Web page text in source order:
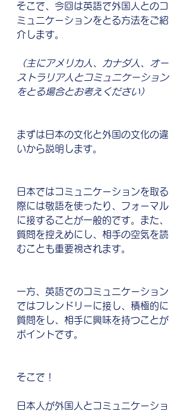
そこで、今回は英語で外国人とのコ
ミュニケーションをとる方法をご紹
介します。
（主にアメリカ人、カナダ人、オー
ストラリア人とコミュニケーション
をとる場合とお考えください）
まずは日本の文化と外国の文化の違
いから説明します。
日本ではコミュニケーションを取る
際には敬語を使ったり、フォーマル
に接することが一般的です。また、
質問を控えめにし、相手の空気を読
むことも重要視されます。
一方、英語でのコミュニケーション
ではフレンドリーに接し、積極的に
質問をし、相手に興味を持つことが
ポイントです。
そこで！
日本人が外国人とコミュニケーショ